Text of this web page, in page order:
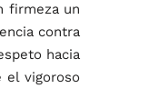
firmeza un
contra
hacia
el vigoroso